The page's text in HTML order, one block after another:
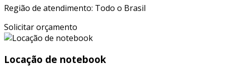
Região de atendimento: Todo o Brasil
Solicitar orçamento
Locação de notebook